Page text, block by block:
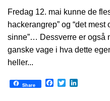
Fredag 12. mai kunne de
hackerangrep” og “det
sinne”… Dessverre er også
ganske vage i hva dette
heller...
Share Facebook
Twitter